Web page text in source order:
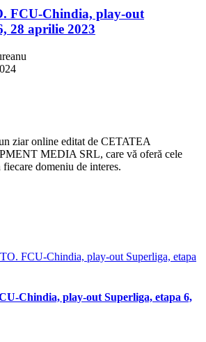
FCU-Chindia, play-out
28 aprilie 2023
ziar online editat de CETATEA
MEDIA SRL, care vă oferă cele
domeniu de interes.
Chindia, play-out Superliga, etapa 6,